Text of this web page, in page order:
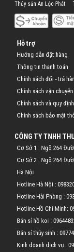
Thủy sản An Lộc Phát
Hỗ trợ
Hướng dẫn đặt hàng
Thông tin thanh toán
Chính sách đổi - trả
Chính sách vận chuyển
Chính sách và quy
Chính sách bảo mật
CÔNG TY TNHH
Cơ Sở 1 : Ngõ 264
Cơ Sở 2 : Ngõ 264
Hà Nội
Hotline Hà Nội :
Hotline Hải Phòng :
Hotline Hồ Chí Minh:
Bán sỉ hồ koi :
Bán sỉ thủy sinh :
Kinh doanh dịch vụ :